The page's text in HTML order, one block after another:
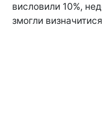
висловили 10%,
змогли